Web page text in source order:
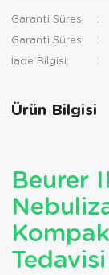
Ortopedi Ürünleri
Sarf Malzemeleri
Yara Bakım
Garanti Süresi
Garanti Süresi
İade Bilgisi:
Ürün Bilgisi
Beurer
Tedavisi